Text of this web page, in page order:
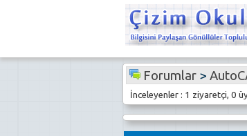
Forumlar>
İnceleyenler : 1 ziyaretçi, 0